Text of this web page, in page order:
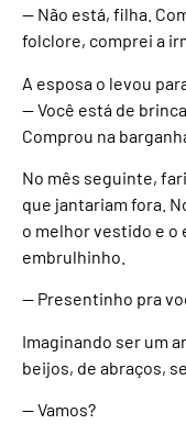
— Não está, filha.
folclore, comprei a
A esposa o levou
— Você está de
Comprou na
No mês seguinte,
que jantariam fora.
o melhor vestido e o
embrulhinho.
— Presentinho pra
Imaginando ser um
beijos, de abraços,
— Vamos?